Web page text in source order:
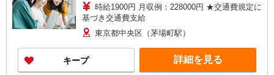
時給1900円 月収例：228000円 ★交通費規定に
基づき交通費支給
東京都中央区（茅場町駅）
キープ 詳細を見る